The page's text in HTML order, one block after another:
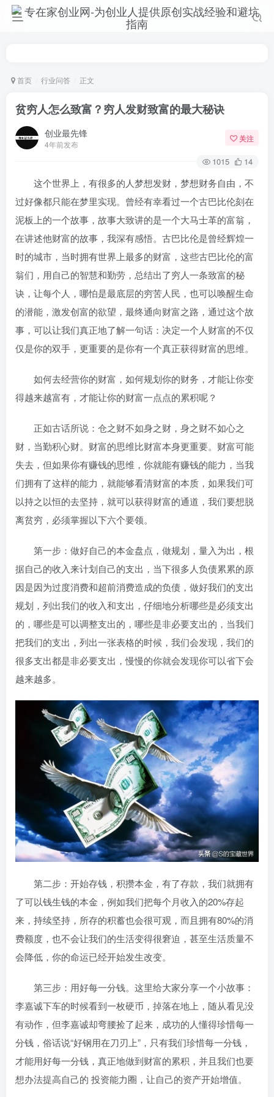
首页 行业问答 正文
贫穷人怎么致富？穷人发财致富的最大秘诀
创业最先锋
4年前发布
关注
1015 14
这个世界上，有很多的人梦想发财，梦想财务自由，不
过好像都只能在梦里实现。曾经有幸看过一个古巴比伦刻在
泥板上的一个故事，故事大致讲的是一个大马士革的富翁，
在讲述他财富的故事，我深有感悟。古巴比伦是曾经辉煌一
时的城市，当时拥有世界上最多的财富，这些古巴比伦的富
翁们，用自己的智慧和勤劳，总结出了穷人一条致富的秘
诀，让每个人，哪怕是最底层的穷苦人民，也可以唤醒生命
的潜能，激发创富的欲望，最终通向财富之路，通过这个故
事，可以让我们真正地了解一句话：决定一个人财富的不仅
仅是你的双手，更重要的是你有一个真正获得财富的思维。
如何去经营你的财富，如何规划你的财务，才能让你变
得越来越富有，才能让你的财富一点点的累积呢？
正如古话所说：仓之财不如身之财，身之财不如心之
财，当勤积心财。财富的思维比财富本身更重要。财富可能
失去，但如果你有赚钱的思维，你就能有赚钱的能力，当我
们拥有了这样的能力，就能够看清财富的本质，如果我们可
以持之以恒的去坚持，就可以获得财富的通道，我们要想脱
离贫穷，必须掌握以下六个要领。
第一步：做好自己的本金盘点，做规划，量入为出，根
据自己的收入来计划自己的支出，当下很多人负债累累的原
因是因为过度消费和超前消费造成的负债，做好我们的支出
规划，列出我们的收入和支出，仔细地分析哪些是必须支出
的，哪些是可以调整支出的，哪些是非必要支出的，当我们
把我们的支出，列出一张表格的时候，我们会发现，我们的
很多支出都是非必要支出，慢慢的你就会发现你可以省下会
越来越多。
第二步：开始存钱，积攒本金，有了存款，我们就拥有
了可以钱生钱的本金，例如我们把每个月收入的20%存起
来，持续坚持，所存的积蓄也会很可观，而且拥有80%的消
费额度，也不会让我们的生活变得很窘迫，甚至生活质量不
会降低，你的命运已经开始发生改变。
第三步：用好每一分钱。这里给大家分享一个小故事：
李嘉诚下车的时候看到一枚硬币，掉落在地上，随从看见没
有动作，但李嘉诚却弯腰捡了起来，成功的人懂得珍惜每一
分钱，俗话说“好钢用在刀刃上”，只有我们珍惜每一分钱，
才能用好每一分钱，真正地做到财富的累积，并且我们也要
想办法提高自己的 投资能力圈，让自己的资产开始增值。